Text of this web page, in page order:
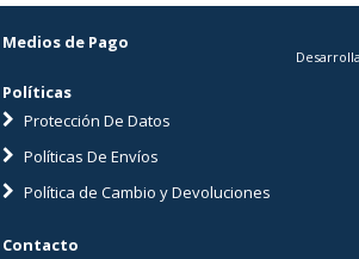
Medios de Pago
Políticas
Protección De Datos
Políticas De Envíos
Política de Cambio y Devoluciones
Contacto